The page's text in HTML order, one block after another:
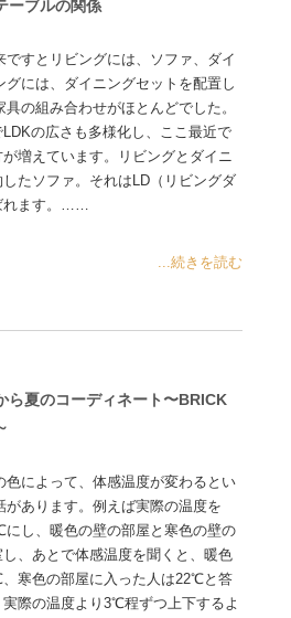
ーブルの関係
ですとリビングには、ソファ、ダイ
グには、ダイニングセットを配置し
具の組み合わせがほとんどでした。
の広さも多様化し、ここ最近で
増えています。リビングとダイニ
たソファ。それはLD（リビングダ
れます。……
...続きを読む
ら夏のコーディネート〜BRICK
色によって、体感温度が変わるとい
があります。例えば実際の温度を
にし、暖色の壁の部屋と寒色の壁の
、あとで体感温度を聞くと、暖色
寒色の部屋に入った人は22℃と答
際の温度より3℃程ずつ上下するよ